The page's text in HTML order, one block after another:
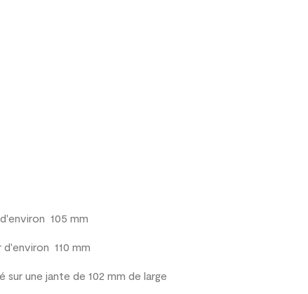
105 mm
d'environ 110 mm
une jante de 102 mm de large